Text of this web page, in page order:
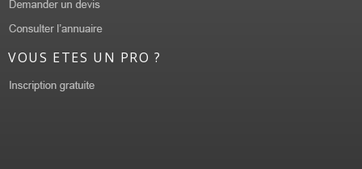
VOUS ETES UN PRO ?